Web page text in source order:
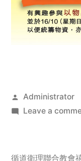
Posted
by
Administrator
Leave a
循道衛理聯合教會